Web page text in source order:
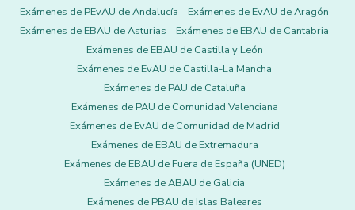
Exámenes de PEvAU de Andalucía
Exámenes de EvAU de Aragón
Exámenes de EBAU de Asturias
Exámenes de EBAU de Cantabria
Exámenes de EBAU de Castilla y León
Exámenes de EvAU de Castilla-La Mancha
Exámenes de PAU de Cataluña
Exámenes de PAU de Comunidad Valenciana
Exámenes de EvAU de Comunidad de Madrid
Exámenes de EBAU de Extremadura
Exámenes de EBAU de Fuera de España (UNED)
Exámenes de ABAU de Galicia
Exámenes de PBAU de Islas Baleares